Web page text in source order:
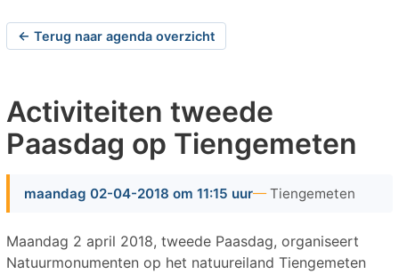
← Terug naar agenda overzicht
Activiteiten tweede
Paasdag op Tiengemeten
maandag 02-04-2018 om 11:15 uur Tiengemeten
Maandag 2 april 2018, tweede Paasdag, organiseert
Natuurmonumenten op het natuureiland Tiengemeten